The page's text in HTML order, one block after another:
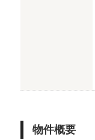
物件概要